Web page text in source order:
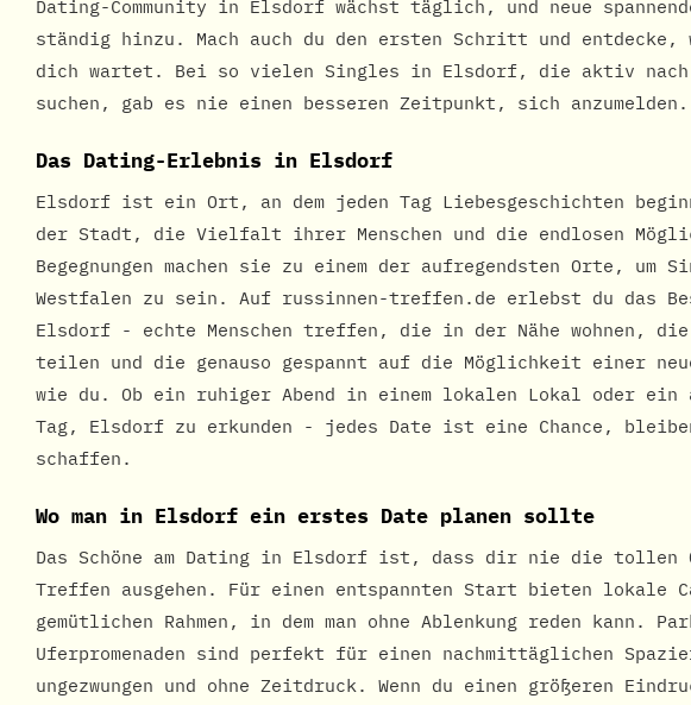
Dating-Community in Elsdorf wächst täglich, und neue
ständig hinzu. Mach auch du den ersten Schritt und
dich wartet. Bei so vielen Singles in Elsdorf, die aktiv nach
suchen, gab es nie einen besseren Zeitpunkt, sich anzumelden.
Das Dating-Erlebnis in Elsdorf
Elsdorf ist ein Ort, an dem jeden Tag Liebesgeschichten
der Stadt, die Vielfalt ihrer Menschen und die endlosen
Begegnungen machen sie zu einem der aufregendsten Orte, um
Westfalen zu sein. Auf russinnen-treffen.de erlebst du das
Elsdorf - echte Menschen treffen, die in der Nähe wohnen, die
teilen und die genauso gespannt auf die Möglichkeit einer
wie du. Ob ein ruhiger Abend in einem lokalen Lokal oder ein
Tag, Elsdorf zu erkunden - jedes Date ist eine Chance,
schaffen.
Wo man in Elsdorf ein erstes Date planen sollte
Das Schöne am Dating in Elsdorf ist, dass dir nie die
Treffen ausgehen. Für einen entspannten Start bieten lokale
gemütlichen Rahmen, in dem man ohne Ablenkung reden kann.
Uferpromenaden sind perfekt für einen nachmittäglichen
ungezwungen und ohne Zeitdruck. Wenn du einen größeren